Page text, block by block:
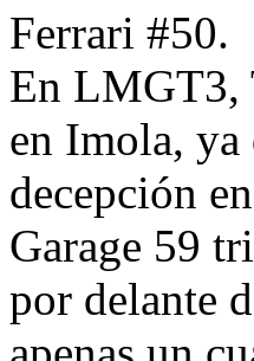
Ferrari #50.
En LMGT3,
en Imola, ya
decepción
Garage 59
por delante